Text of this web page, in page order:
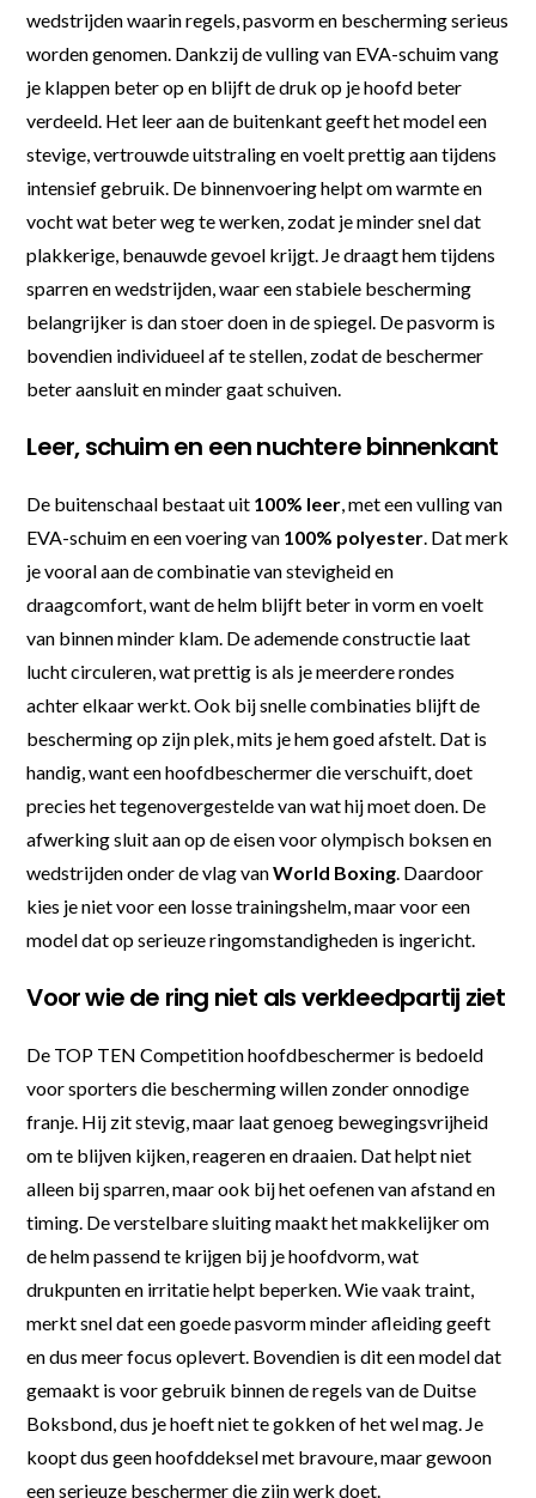
wedstrijden waarin regels, pasvorm en bescherming serieus
worden genomen. Dankzij de vulling van EVA-schuim vang
je klappen beter op en blijft de druk op je hoofd beter
verdeeld. Het leer aan de buitenkant geeft het model een
stevige, vertrouwde uitstraling en voelt prettig aan tijdens
intensief gebruik. De binnenvoering helpt om warmte en
vocht wat beter weg te werken, zodat je minder snel dat
plakkerige, benauwde gevoel krijgt. Je draagt hem tijdens
sparren en wedstrijden, waar een stabiele bescherming
belangrijker is dan stoer doen in de spiegel. De pasvorm is
bovendien individueel af te stellen, zodat de beschermer
beter aansluit en minder gaat schuiven.
Leer, schuim en een nuchtere binnenkant
De buitenschaal bestaat uit 100% leer, met een vulling van
EVA-schuim en een voering van 100% polyester. Dat merk
je vooral aan de combinatie van stevigheid en
draagcomfort, want de helm blijft beter in vorm en voelt
van binnen minder klam. De ademende constructie laat
lucht circuleren, wat prettig is als je meerdere rondes
achter elkaar werkt. Ook bij snelle combinaties blijft de
bescherming op zijn plek, mits je hem goed afstelt. Dat is
handig, want een hoofdbeschermer die verschuift, doet
precies het tegenovergestelde van wat hij moet doen. De
afwerking sluit aan op de eisen voor olympisch boksen en
wedstrijden onder de vlag vanWorld Boxing. Daardoor
kies je niet voor een losse trainingshelm, maar voor een
model dat op serieuze ringomstandigheden is ingericht.
Voor wie de ring niet als verkleedpartij ziet
De TOP TEN Competition hoofdbeschermer is bedoeld
voor sporters die bescherming willen zonder onnodige
franje. Hij zit stevig, maar laat genoeg bewegingsvrijheid
om te blijven kijken, reageren en draaien. Dat helpt niet
alleen bij sparren, maar ook bij het oefenen van afstand en
timing. De verstelbare sluiting maakt het makkelijker om
de helm passend te krijgen bij je hoofdvorm, wat
drukpunten en irritatie helpt beperken. Wie vaak traint,
merkt snel dat een goede pasvorm minder afleiding geeft
en dus meer focus oplevert. Bovendien is dit een model dat
gemaakt is voor gebruik binnen de regels van de Duitse
Boksbond, dus je hoeft niet te gokken of het wel mag. Je
koopt dus geen hoofddeksel met bravoure, maar gewoon
een serieuze beschermer die zijn werk doet.